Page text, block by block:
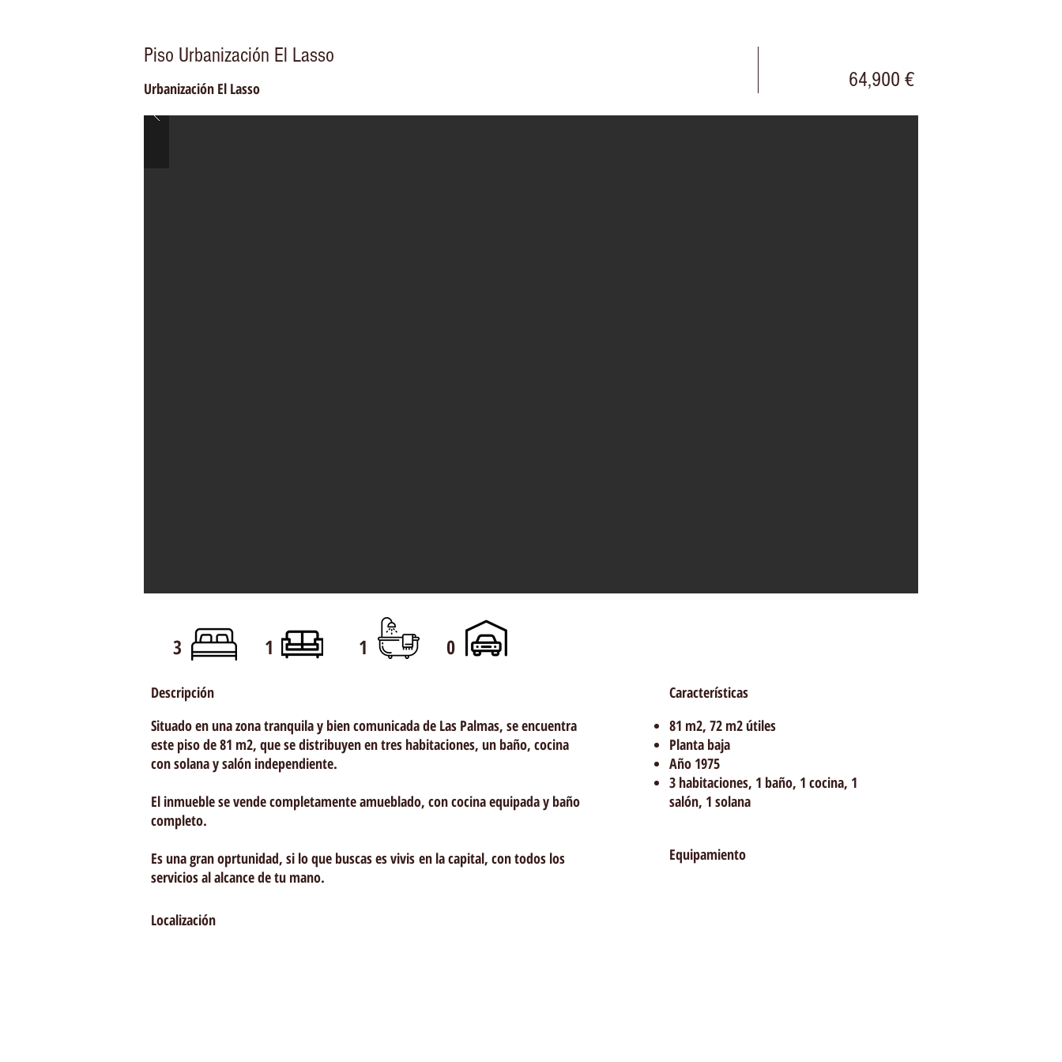
Piso Urbanización El Lasso
Urbanización El Lasso 64,900 €
3 1 1 0
Descripción
Situado en una zona tranquila y bien comunicada de Las Palmas, se encuentra
este piso de 81 m2, que se distribuyen en tres habitaciones, un baño, cocina
con solana y salón independiente.
El inmueble se vende completamente amueblado, con cocina equipada y baño
completo.
Es una gran oprtunidad, si lo que buscas es vivis en la capital, con todos los
servicios al alcance de tu mano.
Localización
Características
81 m2, 72 m2 útiles
Planta baja
Año 1975
3 habitaciones, 1 baño, 1 cocina, 1
salón, 1 solana
Equipamiento